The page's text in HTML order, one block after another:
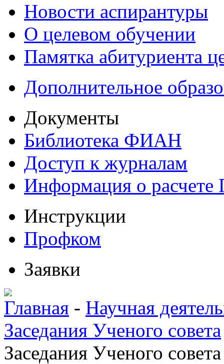
Новости аспирантуры
О целевом обучении
Памятка абитуриента
Дополнительное
Документы
Библиотека ФИАН
Доступ к журналам
Информация о
Инструкции
Профком
Заявки
Главная - Научная
Заседания Ученого совета
Заседания Ученого